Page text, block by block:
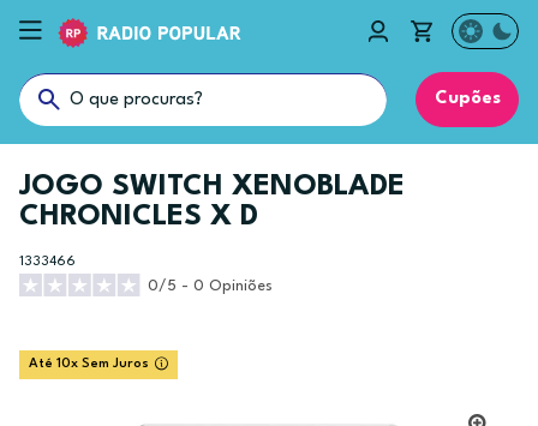
Cupões
JOGO SWITCH XENOBLADE
CHRONICLES X D
1333466
0/5 - 0 Opiniões
Até 10x Sem Juros